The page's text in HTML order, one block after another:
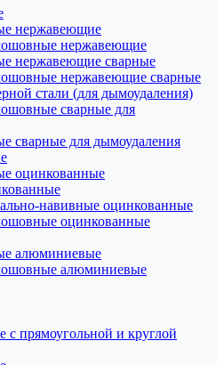
нержавеющие
нержавеющие
нержавеющие сварные
нержавеющие сварные
стали (для дымоудаления)
сварные для
сварные для дымоудаления
оцинкованные
навивные оцинкованные
оцинкованные
алюминиевые
алюминиевые
прямоугольной и круглой